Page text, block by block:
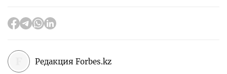
Редакция Forbes.kz